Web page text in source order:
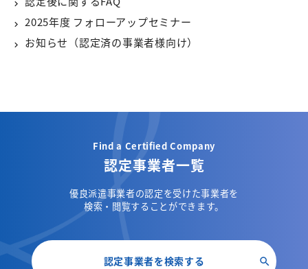
2025年度 フォローアップセミナー
お知らせ（認定済の事業者様向け）
Find a Certified Company
認定事業者一覧
優良派遣事業者の認定を受けた事業者を
検索・閲覧することができます。
認定事業者を検索する